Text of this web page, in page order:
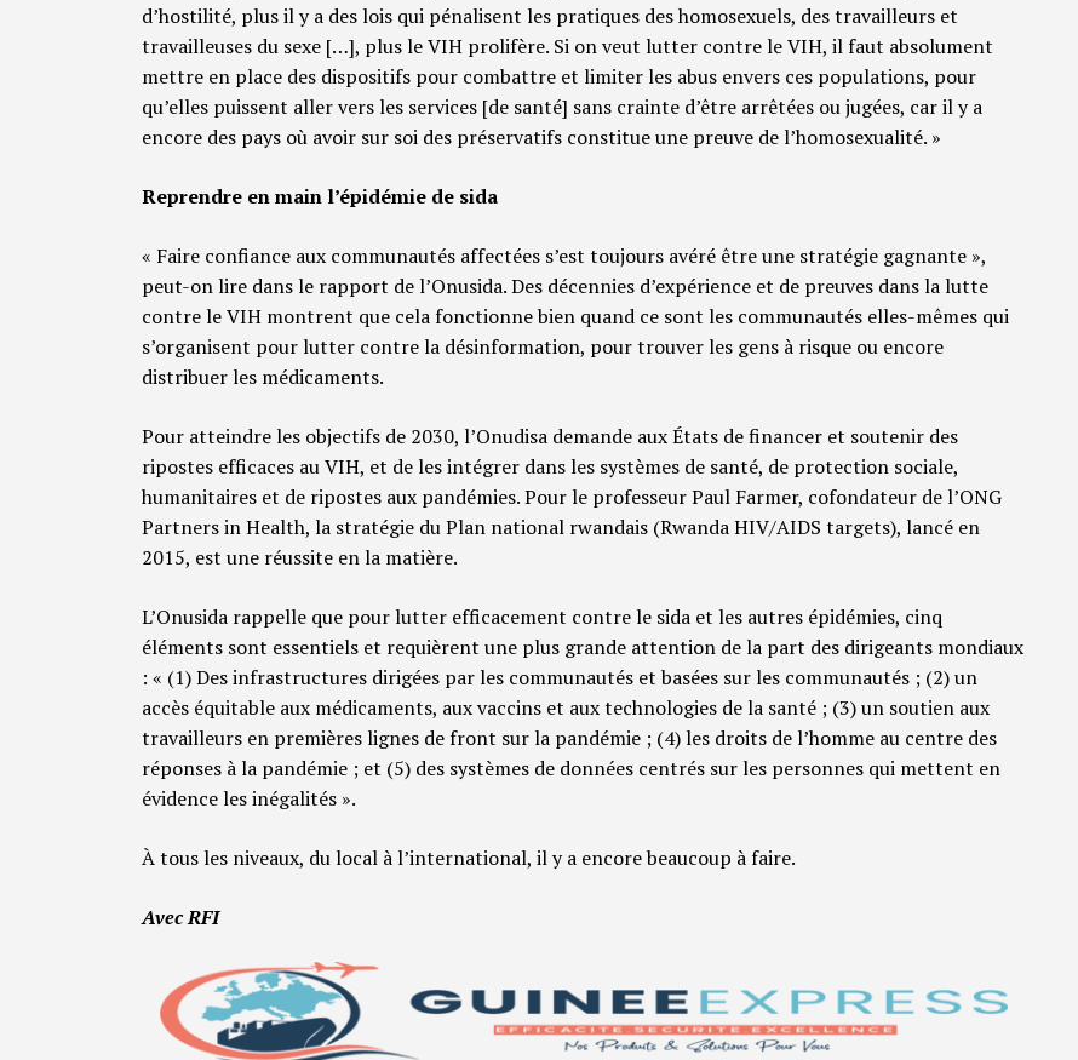
d’hostilité, plus il y a des lois qui pénalisent les pratiques des homosexuels, des travailleurs et
travailleuses du sexe […], plus le VIH prolifère. Si on veut lutter contre le VIH, il faut absolument
mettre en place des dispositifs pour combattre et limiter les abus envers ces populations, pour
qu’elles puissent aller vers les services [de santé] sans crainte d’être arrêtées ou jugées, car il y a
encore des pays où avoir sur soi des préservatifs constitue une preuve de l’homosexualité. »
Reprendre en main l’épidémie de sida
« Faire confiance aux communautés affectées s’est toujours avéré être une stratégie gagnante »,
peut-on lire dans le rapport de l’Onusida. Des décennies d’expérience et de preuves dans la lutte
contre le VIH montrent que cela fonctionne bien quand ce sont les communautés elles-mêmes qui
s’organisent pour lutter contre la désinformation, pour trouver les gens à risque ou encore
distribuer les médicaments.
Pour atteindre les objectifs de 2030, l’Onudisa demande aux États de financer et soutenir des
ripostes efficaces au VIH, et de les intégrer dans les systèmes de santé, de protection sociale,
humanitaires et de ripostes aux pandémies. Pour le professeur Paul Farmer, cofondateur de l’ONG
Partners in Health, la stratégie du Plan national rwandais (Rwanda HIV/AIDS targets), lancé en
2015, est une réussite en la matière.
L’Onusida rappelle que pour lutter efficacement contre le sida et les autres épidémies, cinq
éléments sont essentiels et requièrent une plus grande attention de la part des dirigeants mondiaux
: « (1) Des infrastructures dirigées par les communautés et basées sur les communautés ; (2) un
accès équitable aux médicaments, aux vaccins et aux technologies de la santé ; (3) un soutien aux
travailleurs en premières lignes de front sur la pandémie ; (4) les droits de l’homme au centre des
réponses à la pandémie ; et (5) des systèmes de données centrés sur les personnes qui mettent en
évidence les inégalités ».
À tous les niveaux, du local à l’international, il y a encore beaucoup à faire.
Avec RFI